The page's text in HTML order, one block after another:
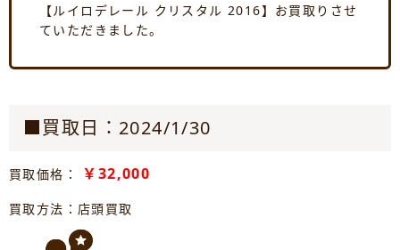
【ルイロデレール クリスタル 2016】お買取りさせ
ていただきました。
■買取日：2024/1/30
買取価格： ￥32,000
買取方法：店頭買取